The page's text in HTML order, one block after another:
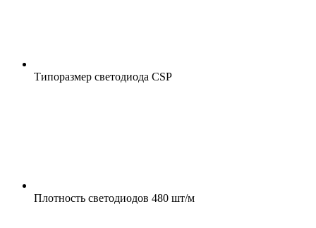
Типоразмер светодиода CSP
Плотность светодиодов 480 шт/м